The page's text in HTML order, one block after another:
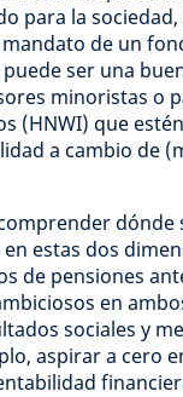
para la
de un
ser una
minoristas o
(HNWI) que
a cambio de
dónde
estas dos
de pensiones
en
sociales y
aspirar a cero